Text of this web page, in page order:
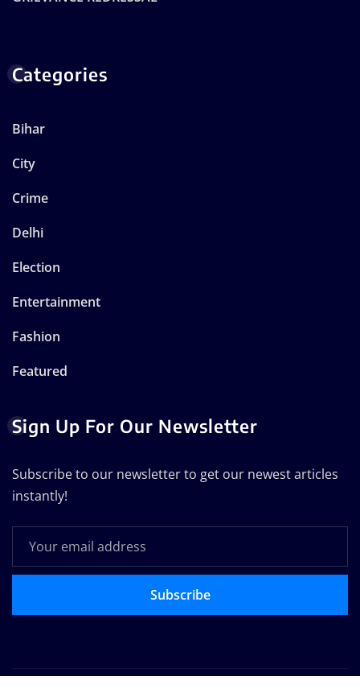
Categories
Bihar
City
Crime
Delhi
Election
Entertainment
Fashion
Featured
Sign Up For Our Newsletter
Subscribe to our newsletter to get our newest articles
instantly!
Subscribe